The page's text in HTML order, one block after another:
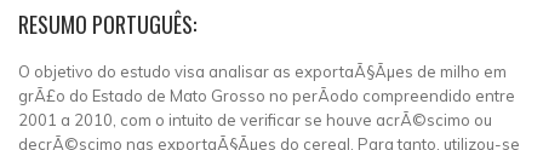
RESUMO PORTUGUÊS:
O objetivo do estudo visa analisar as exportaÃ§Ãµes de milho em
grÃ£o do Estado de Mato Grosso no perÃ­odo compreendido entre
2001 a 2010, com o intuito de verificar se houve acrÃ©scimo ou
decrÃ©scimo nas exportaÃ§Ãµes do cereal. Para tanto, utilizou-se